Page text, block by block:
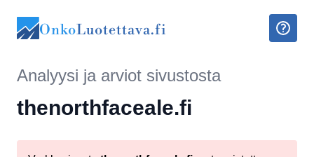
OnkoLuotettava.fi
Analyysi ja arviot sivustosta
thenorthfaceale.fi